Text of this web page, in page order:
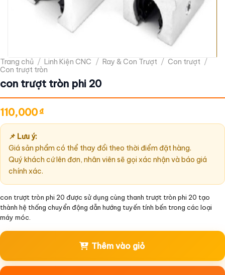
Trang chủ / Linh Kiện CNC / Ray & Con Trượt / Con trượt /
Con trượt tròn
con trượt tròn phi 20
110,000₫
📌 Lưu ý:
Giá sản phẩm có thể thay đổi theo thời điểm đặt hàng.
Quý khách cứ lên đơn, nhân viên sẽ gọi xác nhận và báo giá
chính xác.
con trượt tròn phi 20 được sử dụng cùng thanh trượt tròn phi 20 tạo
thành hệ thống chuyển động dẫn hướng tuyến tính bến trong các loại
máy móc.
Thêm vào giỏ